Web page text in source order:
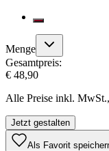
Menge
Gesamtpreis:
€ 48,90
Alle Preise inkl. MwSt.,
Jetzt gestalten
Als Favorit